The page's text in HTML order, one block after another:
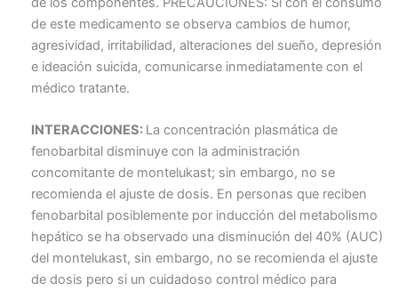
de este medicamento se observa cambios de humor,
agresividad, irritabilidad, alteraciones del sueño, depresión
e ideación suicida, comunicarse inmediatamente con el
médico tratante.
INTERACCIONES: La concentración plasmática de
fenobarbital disminuye con la administración
concomitante de montelukast; sin embargo, no se
recomienda el ajuste de dosis. En personas que reciben
fenobarbital posiblemente por inducción del metabolismo
hepático se ha observado una disminución del 40% (AUC)
del montelukast, sin embargo, no se recomienda el ajuste
de dosis pero si un cuidadoso control médico para